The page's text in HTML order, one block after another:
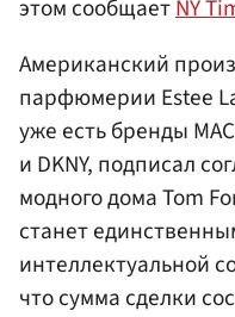
этом сообщаетNY
Американский
парфюмерии Estee
уже есть бренды
и DKNY, подписал
модного дома Tom
станет
интеллектуальной
что сумма сделки